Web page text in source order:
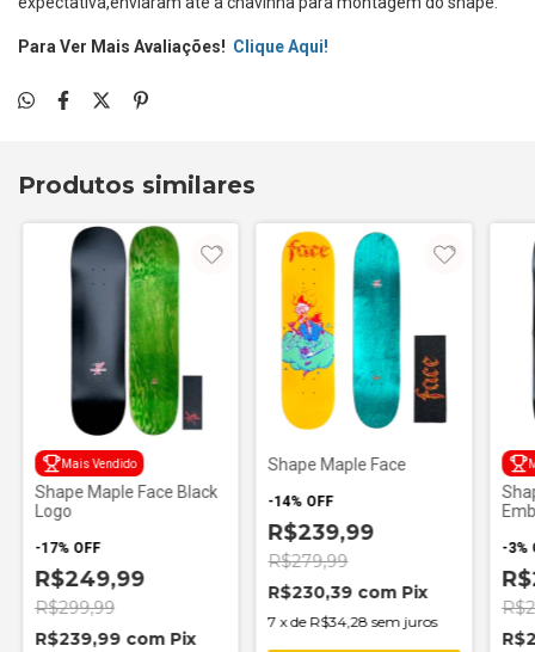
Para Ver Mais Avaliações! Clique Aqui!
Produtos similares
Mais Vendido
Shape Maple Face Black
Logo
-17% OFF
R$249,99
R$299,99
R$239,99 com Pix
Shape Maple Face
-14% OFF
R$239,99
R$279,99
R$230,39 com Pix
7 xde R$34,28 sem juros
-3%